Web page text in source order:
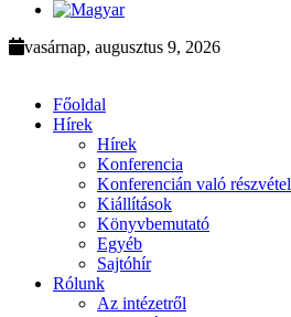
vasárnap, augusztus 9, 2026
Főoldal
Hírek
Hírek
Konferencia
Konferencián való részvétel
Kiállítások
Könyvbemutató
Egyéb
Sajtóhír
Rólunk
Az intézetről